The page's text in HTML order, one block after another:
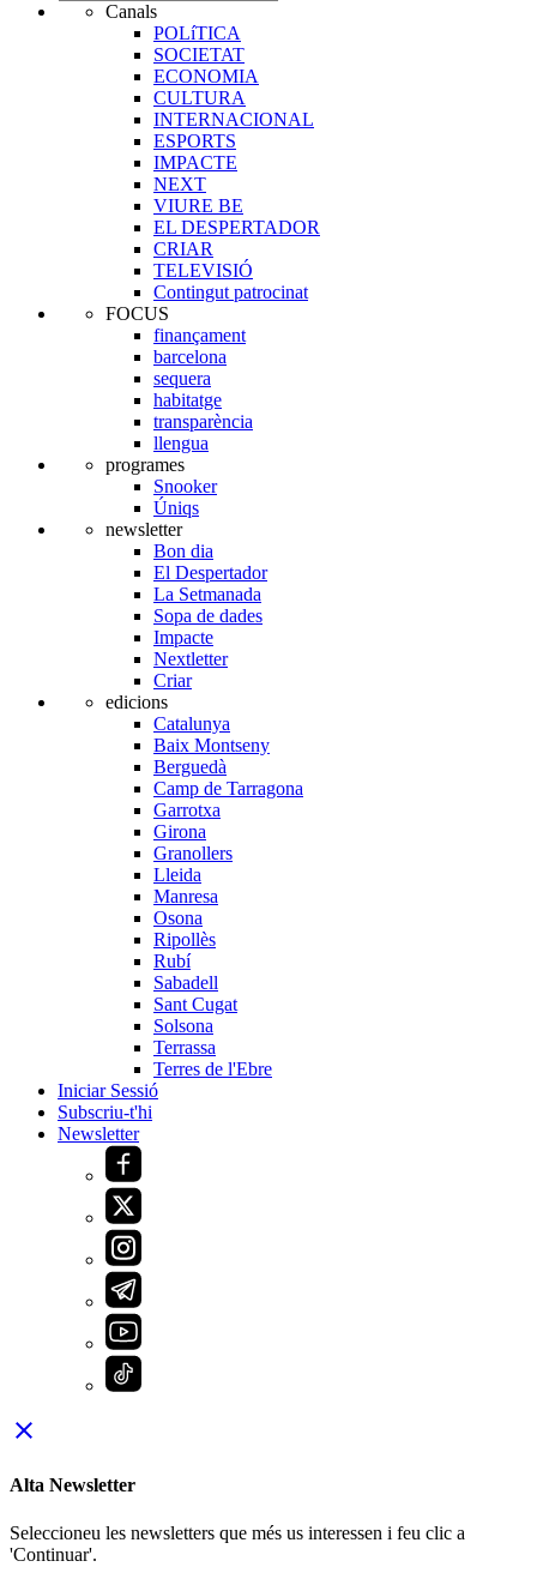
Canals
POLíTICA
SOCIETAT
ECONOMIA
CULTURA
INTERNACIONAL
ESPORTS
IMPACTE
NEXT
VIURE BE
EL DESPERTADOR
CRIAR
TELEVISIÓ
Contingut patrocinat
FOCUS
finançament
barcelona
sequera
habitatge
transparència
llengua
programes
Snooker
Úniqs
newsletter
Bon dia
El Despertador
La Setmanada
Sopa de dades
Impacte
Nextletter
Criar
edicions
Catalunya
Baix Montseny
Berguedà
Camp de Tarragona
Garrotxa
Girona
Granollers
Lleida
Manresa
Osona
Ripollès
Rubí
Sabadell
Sant Cugat
Solsona
Terrassa
Terres de l'Ebre
Iniciar Sessió
Subscriu-t'hi
Newsletter
close
Alta Newsletter
Seleccioneu les newsletters que més us interessen i feu clic a
'Continuar'.